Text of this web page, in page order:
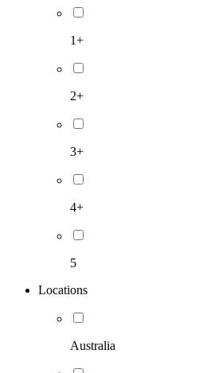
1+
2+
3+
4+
5
Locations
Australia